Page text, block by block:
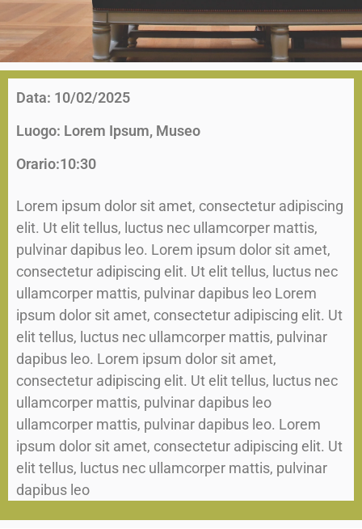
Data: 10/02/2025
Luogo: Lorem Ipsum, Museo
Orario:10:30
Lorem ipsum dolor sit amet, consectetur adipiscing
elit. Ut elit tellus, luctus nec ullamcorper mattis,
pulvinar dapibus leo. Lorem ipsum dolor sit amet,
consectetur adipiscing elit. Ut elit tellus, luctus nec
ullamcorper mattis, pulvinar dapibus leo Lorem
ipsum dolor sit amet, consectetur adipiscing elit. Ut
elit tellus, luctus nec ullamcorper mattis, pulvinar
dapibus leo. Lorem ipsum dolor sit amet,
consectetur adipiscing elit. Ut elit tellus, luctus nec
ullamcorper mattis, pulvinar dapibus leo
ullamcorper mattis, pulvinar dapibus leo. Lorem
ipsum dolor sit amet, consectetur adipiscing elit. Ut
elit tellus, luctus nec ullamcorper mattis, pulvinar
dapibus leo